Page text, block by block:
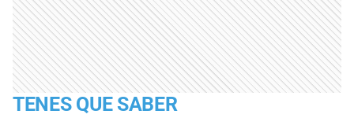
TENES QUE SABER